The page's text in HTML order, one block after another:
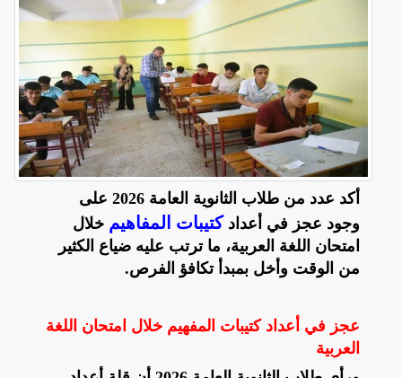
أكد عدد من طلاب الثانوية العامة 2026 على
وجود عجز في أعداد كتيبات المفاهيم خلال
امتحان اللغة العربية، ما ترتب عليه ضياع الكثير
من الوقت وأخل بمبدأ تكافؤ الفرص.
عجز في أعداد كتيبات المفهيم خلال امتحان اللغة
العربية